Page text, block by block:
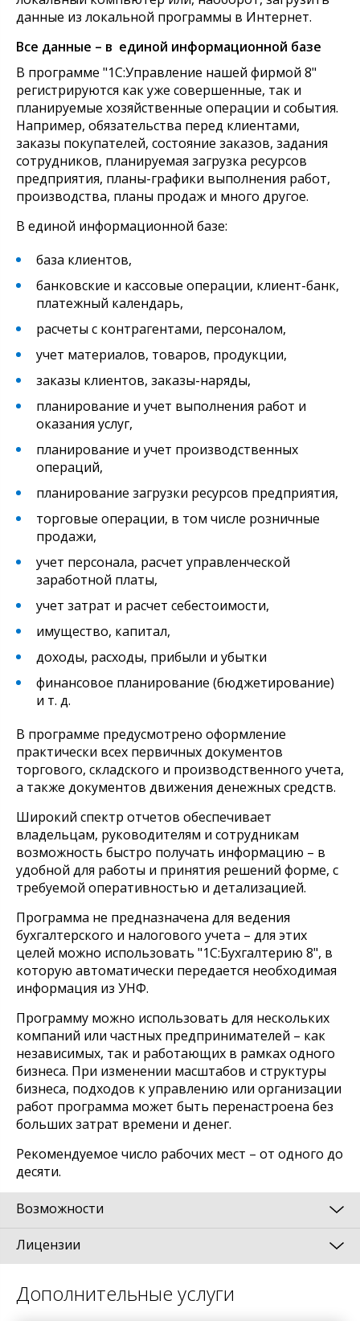
данные из локальной программы в Интернет.
Все данные – в единой информационной базе
В программе "1С:Управление нашей фирмой 8"
регистрируются как уже совершенные, так и
планируемые хозяйственные операции и события.
Например, обязательства перед клиентами,
заказы покупателей, состояние заказов, задания
сотрудников, планируемая загрузка ресурсов
предприятия, планы-графики выполнения работ,
производства, планы продаж и много другое.
В единой информационной базе:
база клиентов,
банковские и кассовые операции, клиент-банк,
платежный календарь,
расчеты с контрагентами, персоналом,
учет материалов, товаров, продукции,
заказы клиентов, заказы-наряды,
планирование и учет выполнения работ и
оказания услуг,
планирование и учет производственных
операций,
планирование загрузки ресурсов предприятия,
торговые операции, в том числе розничные
продажи,
учет персонала, расчет управленческой
заработной платы,
учет затрат и расчет себестоимости,
имущество, капитал,
доходы, расходы, прибыли и убытки
финансовое планирование (бюджетирование)
и т. д.
В программе предусмотрено оформление
практически всех первичных документов
торгового, складского и производственного учета,
а также документов движения денежных средств.
Широкий спектр отчетов обеспечивает
владельцам, руководителям и сотрудникам
возможность быстро получать информацию – в
удобной для работы и принятия решений форме, с
требуемой оперативностью и детализацией.
Программа не предназначена для ведения
бухгалтерского и налогового учета – для этих
целей можно использовать "1С:Бухгалтерию 8", в
которую автоматически передается необходимая
информация из УНФ.
Программу можно использовать для нескольких
компаний или частных предпринимателей – как
независимых, так и работающих в рамках одного
бизнеса. При изменении масштабов и структуры
бизнеса, подходов к управлению или организации
работ программа может быть перенастроена без
больших затрат времени и денег.
Рекомендуемое число рабочих мест – от одного до
десяти.
Возможности
"1С:Управление нашей фирмой 8" (УНФ) – это
оперативного управления на предприятиях
малого бизнеса.
Лицензии
Клиентские лицензии (дополнительные
многопользовательские лицензии) в
Дополнительные услуги